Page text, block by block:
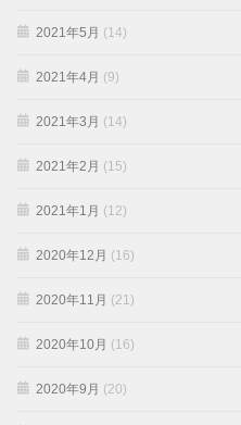
2021年5月 (14)
2021年4月 (9)
2021年3月 (14)
2021年2月 (15)
2021年1月 (12)
2020年12月 (16)
2020年11月 (21)
2020年10月 (16)
2020年9月 (20)